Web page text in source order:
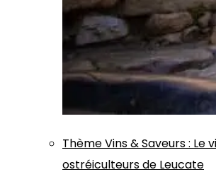
ThèmeVins & Saveurs: Le
ostréiculteurs de Leucate